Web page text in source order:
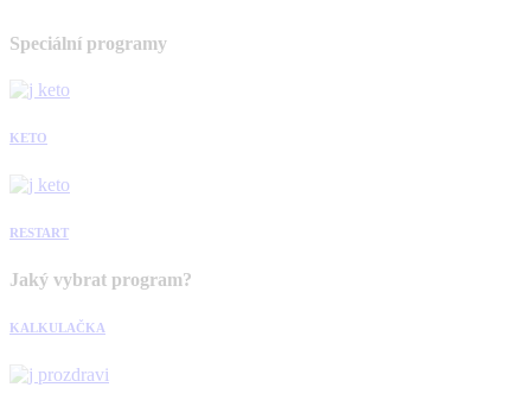
Speciální programy
KETO
RESTART
Jaký vybrat program?
KALKULAČKA